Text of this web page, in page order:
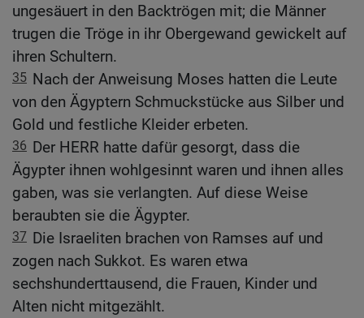
ungesäuert in den Backtrögen mit; die Männer
trugen die Tröge in ihr Obergewand gewickelt auf
ihren Schultern.
35 Nach der Anweisung Moses hatten die Leute
von den Ägyptern Schmuckstücke aus Silber und
Gold und festliche Kleider erbeten.
36 Der HERR hatte dafür gesorgt, dass die
Ägypter ihnen wohlgesinnt waren und ihnen alles
gaben, was sie verlangten. Auf diese Weise
beraubten sie die Ägypter.
37 Die Israeliten brachen von Ramses auf und
zogen nach Sukkot. Es waren etwa
sechshunderttausend, die Frauen, Kinder und
Alten nicht mitgezählt.